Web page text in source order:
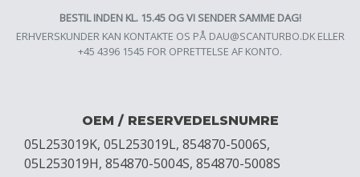
BESTIL INDEN KL. 15.45 OG VI SENDER SAMME DAG!
ERHVERSKUNDER KAN KONTAKTE OS PÅ DAU@SCANTURBO.DKELLER
+45 4396 1545 FOR OPRETTELSE AF KONTO.
OEM / RESERVEDELSNUMRE
05L253019K, 05L253019L, 854870-5006S,
05L253019H, 854870-5004S, 854870-5008S